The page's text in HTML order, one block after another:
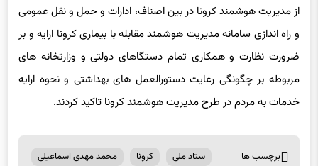
از مدیریت هوشمند کرونا در بین اصناف، ادارات و حمل و نقل عمومی
و راه اندازی سامانه مدیریت هوشمند مقابله با بیماری کرونا ارایه و بر
ضرورت نظارت و همکاری تمام دستگاهای دولتی و وزارتخانه های
مربوطه بر چگونگی رعایت دستورالعمل های بهداشتی و نحوه ارایه
خدمات به مردم در طرح مدیریت هوشمند کرونا تاکید کردند.
برچسب ها ستاد ملی کرونا محمد مهدی اسماعیلی